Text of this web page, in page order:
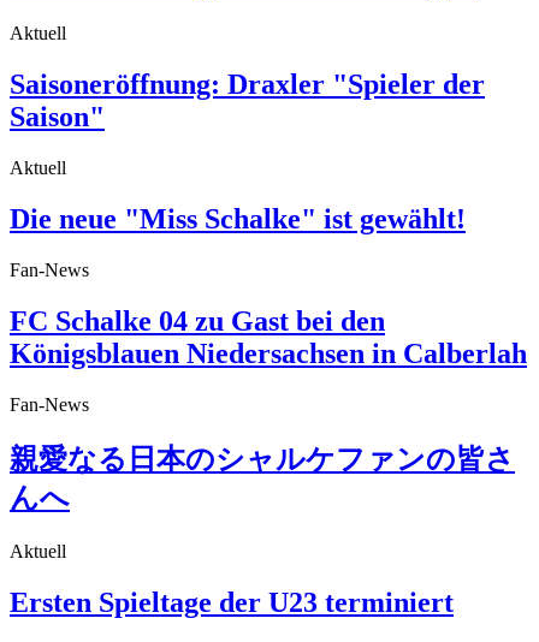
Aktuell
Saisoneröffnung: Draxler "Spieler der
Saison"
Aktuell
Die neue "Miss Schalke" ist gewählt!
Fan-News
FC Schalke 04 zu Gast bei den
Königsblauen Niedersachsen in Calberlah
Fan-News
親愛なる日本のシャルケファンの皆さ
んへ
Aktuell
Ersten Spieltage der U23 terminiert